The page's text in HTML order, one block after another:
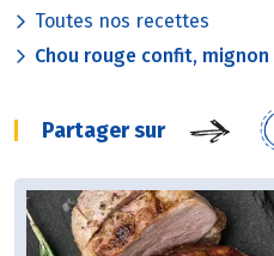
Toutes nos recettes
Chou rouge confit, mignon
Partager sur